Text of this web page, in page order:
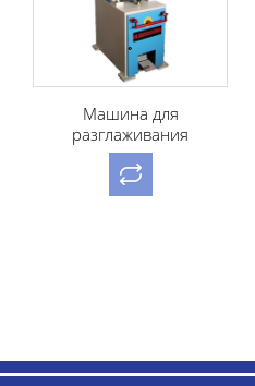
Машина для
разглаживания
посадочного места под
каблук, мод. LEIBROCK
ASF 5